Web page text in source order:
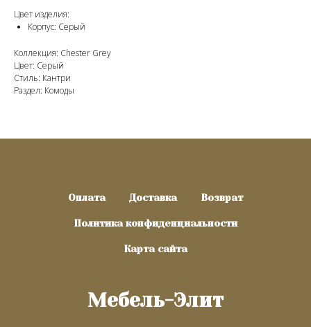
Цвет изделия:
Корпус: Серый
Коллекция: Chester Grey
Цвет: Серый
Стиль: Кантри
Раздел: Комоды
Оплата Доставка Возврат
Политика конфиденциальности
Карта сайта
Мебель-Элит